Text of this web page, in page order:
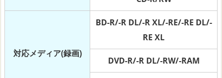
対応メディア(録画)
BD-R/-R DL/-R XL/-RE/-RE DL/-
RE XL
DVD-R/-R DL/-RW/-RAM